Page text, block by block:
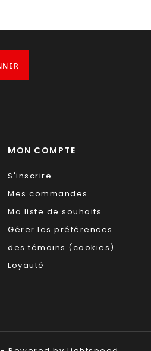
MON COMPTE
S'inscrire
Mes commandes
Ma liste de souhaits
Gérer les préférences
des témoins (cookies)
Loyauté